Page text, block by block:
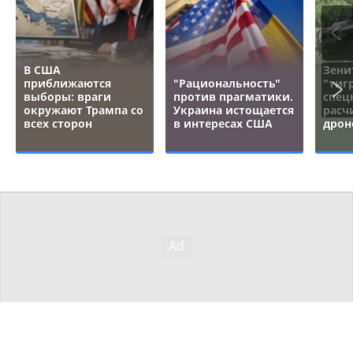
В США
приближаются
выборы: враги
окружают Трампа со
всех сторон
"Рациональность"
против прагматики.
Украина истощается
в интересах США